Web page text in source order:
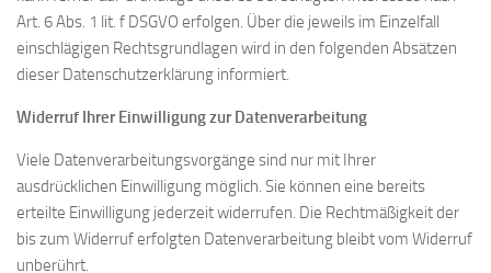
Art. 6 Abs. 1 lit. f DSGVO erfolgen. Über die jeweils im Einzelfall
einschlägigen Rechtsgrundlagen wird in den folgenden Absätzen
dieser Datenschutzerklärung informiert.
Widerruf Ihrer Einwilligung zur Datenverarbeitung
Viele Datenverarbeitungsvorgänge sind nur mit Ihrer
ausdrücklichen Einwilligung möglich. Sie können eine bereits
erteilte Einwilligung jederzeit widerrufen. Die Rechtmäßigkeit der
bis zum Widerruf erfolgten Datenverarbeitung bleibt vom Widerruf
unberührt.